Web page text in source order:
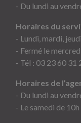
- Du lundi au
Horaires du
- Lundi, mardi,
- Fermé le
- Tél : 03 23 60 31
Horaires de
- Du lundi au
- Le samedi de